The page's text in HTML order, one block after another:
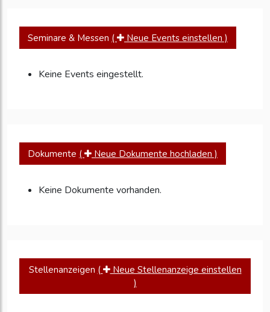
Seminare & Messen ( Neue Events einstellen )
Keine Events eingestellt.
Dokumente ( Neue Dokumente hochladen )
Keine Dokumente vorhanden.
Stellenanzeigen (
Neue Stellenanzeige einstellen
)